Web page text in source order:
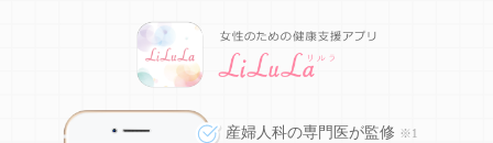
産婦人科の専門医が監修 ※1